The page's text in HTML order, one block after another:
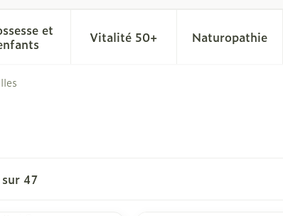
Beauté, soins et hygiène
pour la catégorie Régime, alimentation &
et
Afficher le sous-menu pour la catégorie
Vitalité 50+Afficher le sous-menu pour
Naturopathie
Afficher
sur 47